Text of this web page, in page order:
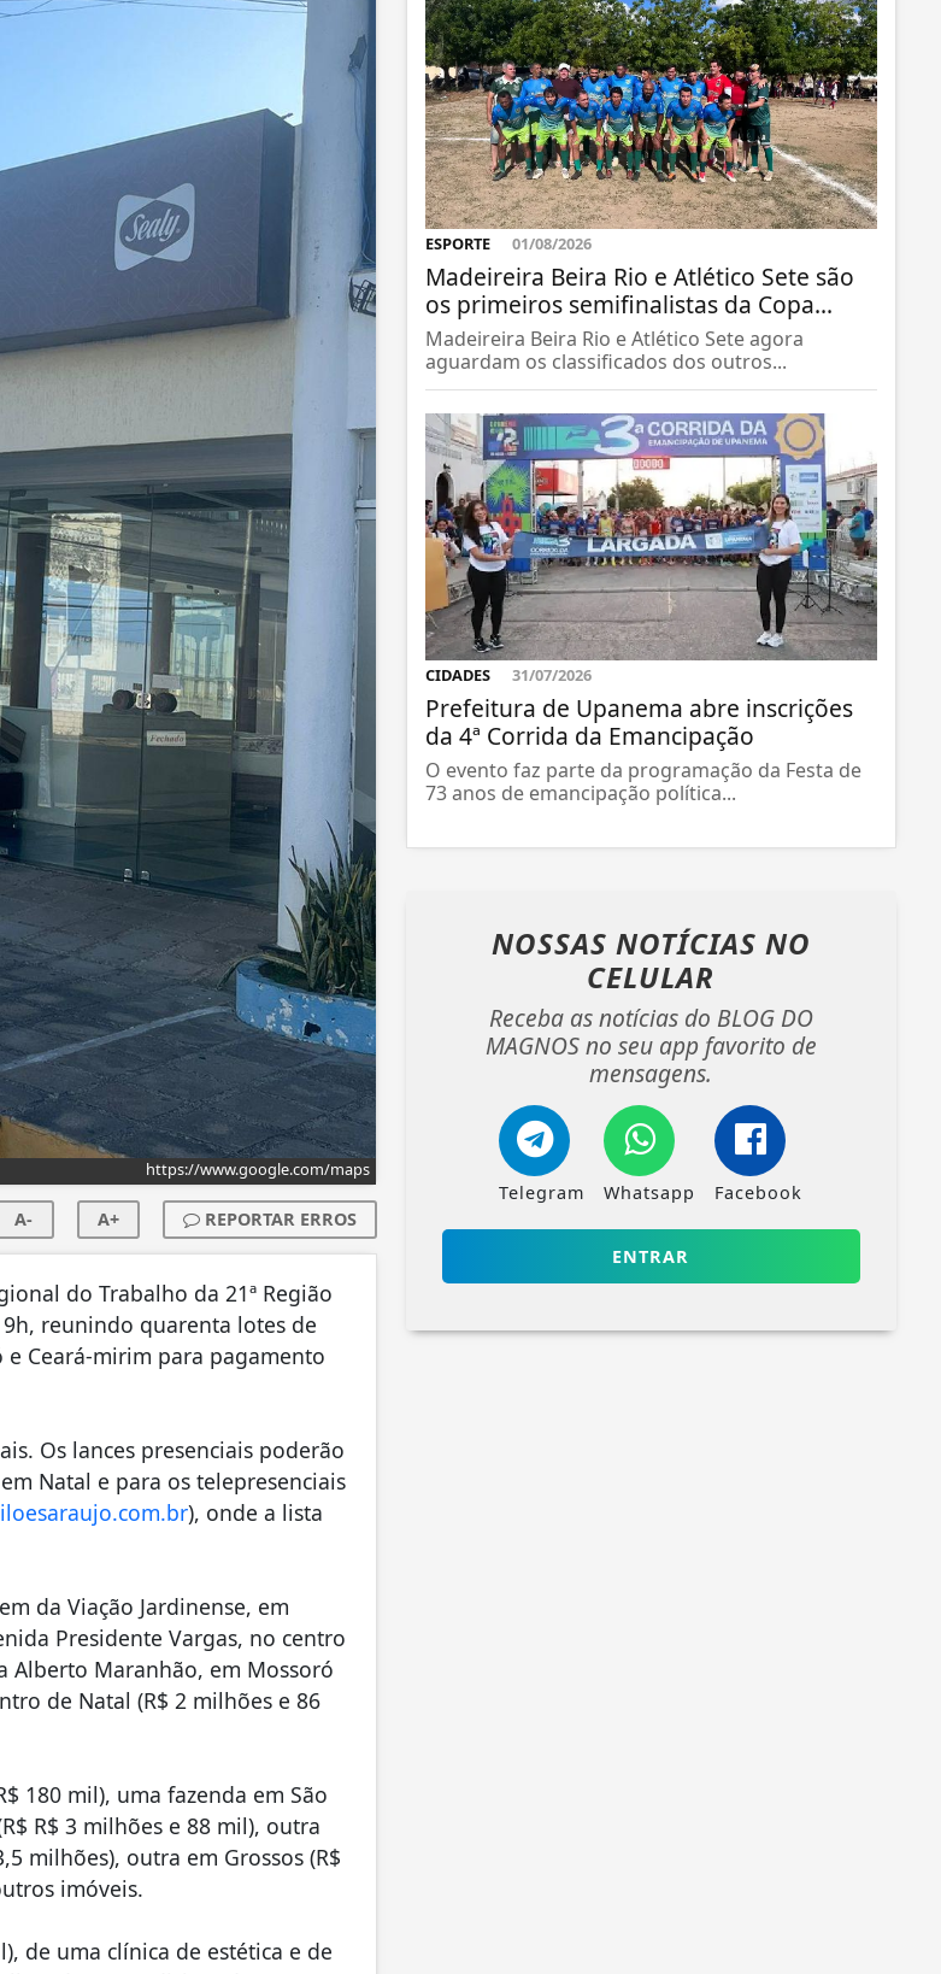
https://www.google.com/maps
A- A+ REPORTAR ERROS
do Trabalho da 21ª Região
9h, reunindo quarenta lotes de
Ceará-mirim para pagamento
Os lances presenciais poderão
Natal e para os telepresenciais
), onde a lista
da Viação Jardinense, em
Presidente Vargas, no centro
Alberto Maranhão, em Mossoró
de Natal (R$ 2 milhões e 86
180 mil), uma fazenda em São
R$ 3 milhões e 88 mil), outra
milhões), outra em Grossos (R$
imóveis.
de uma clínica de estética e de
ESPORTE 01/08/2026
Madeireira Beira Rio e Atlético Sete são
os primeiros semifinalistas da Copa...
Madeireira Beira Rio e Atlético Sete agora
aguardam os classificados dos outros...
CIDADES 31/07/2026
Prefeitura de Upanema abre inscrições
da 4ª Corrida da Emancipação
O evento faz parte da programação da Festa de
73 anos de emancipação política...
NOSSAS NOTÍCIAS NO
CELULAR
Receba as notícias do BLOG DO
MAGNOS no seu app favorito de
mensagens.
Telegram Whatsapp Facebook
ENTRAR